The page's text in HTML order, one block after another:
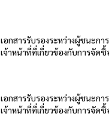
เอกสารรับรองระหว่างผู้ชนะกา
เจ้าหน้าที่ที่เกี่ยวข้องกับการจัดซื้
เอกสารรับรองระหว่างผู้ชนะกา
เจ้าหน้าที่ที่เกี่ยวข้องกับการจัดซื้